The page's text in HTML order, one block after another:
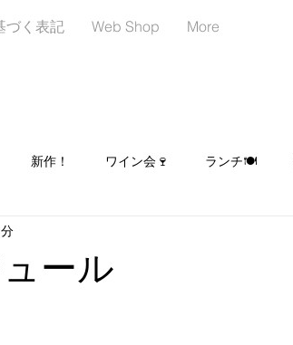
づく表記 Web Shop More
新作！ ワイン会🍷 ランチ🍽
はじめました！お友達募集中📢
ール